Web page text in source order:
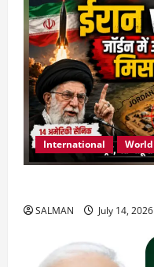
International World
SALMAN July 14, 2026